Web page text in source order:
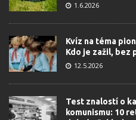
1.6.2026
Kvíz na téma
Kdo je zažil, bez
12.5.2026
Test znalostí o
komunismu: 10